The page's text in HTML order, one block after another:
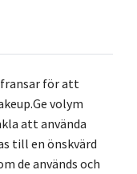
för att
volym
att använda
till en önskvärd
de används och